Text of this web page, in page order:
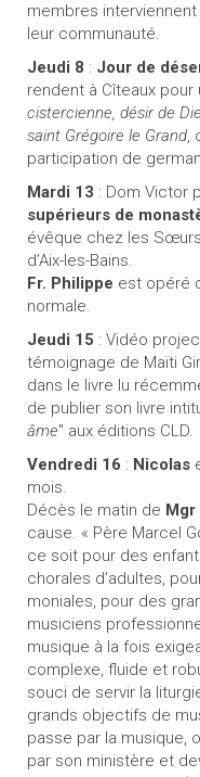
membres
leur communauté.
Jeudi 8 : Jour de
rendent à Cîteaux
cistercienne, désir de
saint Grégoire le Grand,
participation de
Mardi 13 : Dom Victor
supérieurs de
évêque chez les
d’Aix-les-Bains.
Fr. Philippe est opéré
normale.
Jeudi 15 : Vidéo
témoignage de Maïti
dans le livre lu
de publier son livre
âme" aux éditions CLD.
Vendredi 16 : Nicolas
mois.
Décès le matin de Mgr
cause. « Père Marcel
ce soit pour des
chorales d’adultes,
moniales, pour des
musiciens
musique à la fois
complexe, fluide et
souci de servir la
grands objectifs de
passe par la musique,
par son ministère et